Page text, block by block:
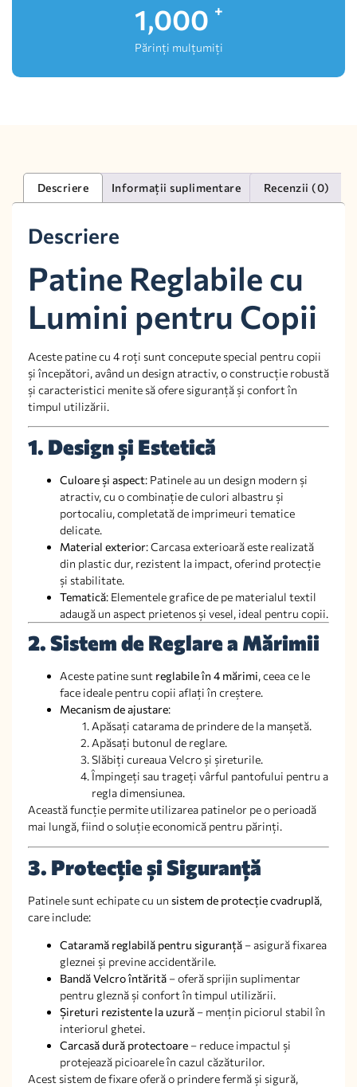
1,000 +
Părinți mulțumiți
Descriere Informații suplimentare Recenzii (0)
Descriere
Patine Reglabile cu
Lumini pentru Copii
Aceste patine cu 4 roți sunt concepute special pentru copii
și începători, având un design atractiv, o construcție robustă
și caracteristici menite să ofere siguranță și confort în
timpul utilizării.
1. Design și Estetică
Culoare și aspect: Patinele au un design modern și
atractiv, cu o combinație de culori albastru și
portocaliu, completată de imprimeuri tematice
delicate.
Material exterior: Carcasa exterioară este realizată
din plastic dur, rezistent la impact, oferind protecție
și stabilitate.
Tematică: Elementele grafice de pe materialul textil
adaugă un aspect prietenos și vesel, ideal pentru copii.
2. Sistem de Reglare a Mărimii
Aceste patine sunt reglabile în 4 mărimi, ceea ce le
face ideale pentru copii aflați în creștere.
Mecanism de ajustare:
Apăsați catarama de prindere de la manșetă.
Apăsați butonul de reglare.
Slăbiți cureaua Velcro și șireturile.
Împingeți sau trageți vârful pantofului pentru a
regla dimensiunea.
Această funcție permite utilizarea patinelor pe o perioadă
mai lungă, fiind o soluție economică pentru părinți.
3. Protecție și Siguranță
Patinele sunt echipate cu un sistem de protecție cvadruplă,
care include:
Cataramă reglabilă pentru siguranță – asigură fixarea
gleznei și previne accidentările.
Bandă Velcro întărită – oferă sprijin suplimentar
pentru gleznă și confort în timpul utilizării.
Șireturi rezistente la uzură – mențin piciorul stabil în
interiorul ghetei.
Carcasă dură protectoare – reduce impactul și
protejează picioarele în cazul căzăturilor.
Acest sistem de fixare oferă o prindere fermă și sigură,